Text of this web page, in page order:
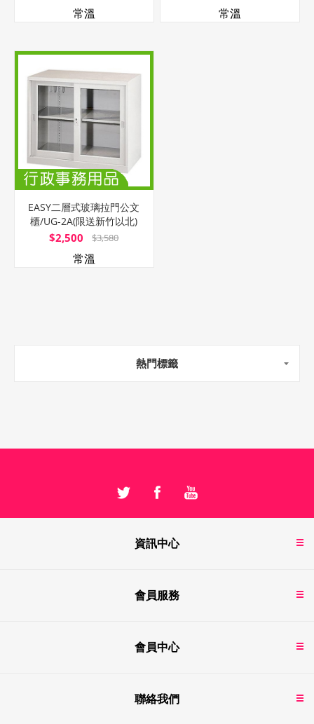
常溫 常溫
EASY二層式玻璃拉門公文
櫃/UG-2A(限送新竹以北)
$2,500 $3,580
常溫
熱門標籤
資訊中心
會員服務
會員中心
聯絡我們